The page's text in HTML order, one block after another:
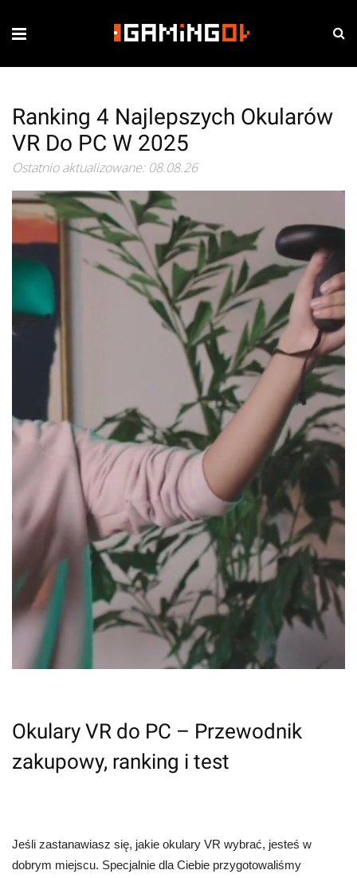
Ranking 4 Najlepszych Okularów
VR Do PC W 2025
Ostatnio aktualizowane: 08.08.26
Okulary VR do PC – Przewodnik
zakupowy, ranking i test
Jeśli zastanawiasz się, jakie okulary VR wybrać, jesteś w
dobrym miejscu. Specjalnie dla Ciebie przygotowaliśmy